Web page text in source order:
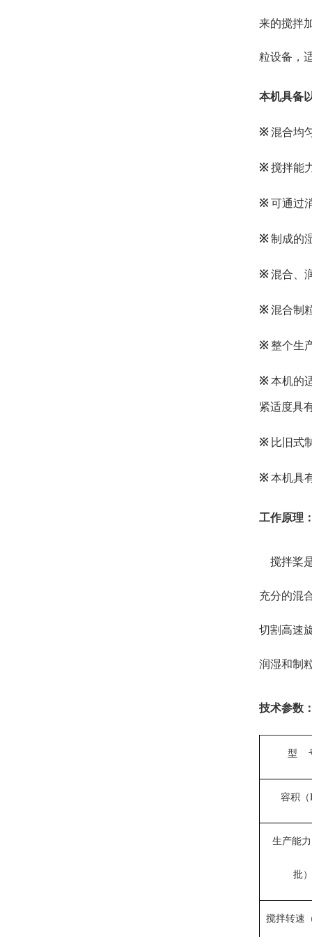
来的搅拌
粒设备 ，
本机具备
※混合均
※搅拌能
※可通过
※制成的
※混合、
※混合制
※整个生
※本机的
紧适度具
※ 比旧式
※本机具
工作原理
搅拌桨
充分的混
切割高速
润湿和制
技术参数
型
容积
生产能
批）
搅拌转速